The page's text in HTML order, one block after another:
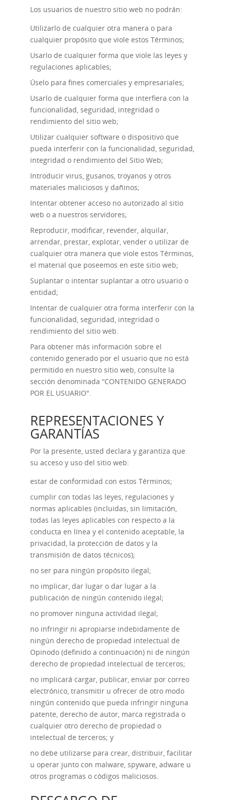
Los usuarios de nuestro sitio web no podrán:
Utilizarlo de cualquier otra manera o para
cualquier propósito que viole estos Términos;
Usarlo de cualquier forma que viole las leyes y
regulaciones aplicables;
Úselo para fines comerciales y empresariales;
Usarlo de cualquier forma que interfiera con la
funcionalidad, seguridad, integridad o
rendimiento del sitio web;
Utilizar cualquier software o dispositivo que
pueda interferir con la funcionalidad, seguridad,
integridad o rendimiento del Sitio Web;
Introducir virus, gusanos, troyanos y otros
materiales maliciosos y dañinos;
Intentar obtener acceso no autorizado al sitio
web o a nuestros servidores;
Reproducir, modificar, revender, alquilar,
arrendar, prestar, explotar, vender o utilizar de
cualquier otra manera que viole estos Términos,
el material que poseemos en este sitio web;
Suplantar o intentar suplantar a otro usuario o
entidad;
Intentar de cualquier otra forma interferir con la
funcionalidad, seguridad, integridad o
rendimiento del sitio web.
Para obtener más información sobre el
contenido generado por el usuario que no está
permitido en nuestro sitio web, consulte la
sección denominada “CONTENIDO GENERADO
POR EL USUARIO".
REPRESENTACIONES Y
GARANTÍAS
Por la presente, usted declara y garantiza que
su acceso y uso del sitio web:
estar de conformidad con estos Términos;
cumplir con todas las leyes, regulaciones y
normas aplicables (incluidas, sin limitación,
todas las leyes aplicables con respecto a la
conducta en línea y el contenido aceptable, la
privacidad, la protección de datos y la
transmisión de datos técnicos);
no ser para ningún propósito ilegal;
no implicar, dar lugar o dar lugar a la
publicación de ningún contenido ilegal;
no promover ninguna actividad ilegal;
no infringir ni apropiarse indebidamente de
ningún derecho de propiedad intelectual de
Opinodo (definido a continuación) ni de ningún
derecho de propiedad intelectual de terceros;
no implicará cargar, publicar, enviar por correo
electrónico, transmitir u ofrecer de otro modo
ningún contenido que pueda infringir ninguna
patente, derecho de autor, marca registrada o
cualquier otro derecho de propiedad o
intelectual de terceros; y
no debe utilizarse para crear, distribuir, facilitar
u operar junto con malware, spyware, adware u
otros programas o códigos maliciosos.